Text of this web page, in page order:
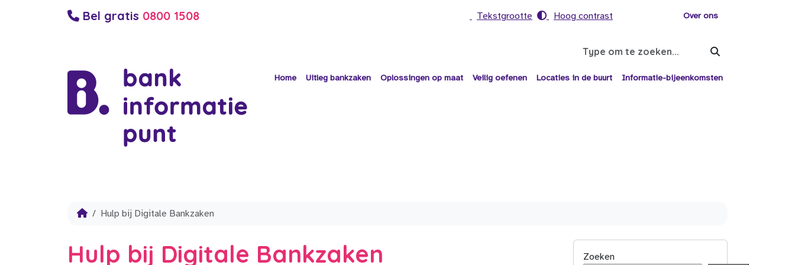
Bel gratis 0800 1508 Tekstgrootte Hoog contrast Over ons
Search
Home Uitleg bankzaken Oplossingen op maat Veilig oefenen Locaties in de buurt Informatie-bijeenkomsten
Hulp bij Digitale Bankzaken
Hulp bij Digitale Bankzaken Zoeken